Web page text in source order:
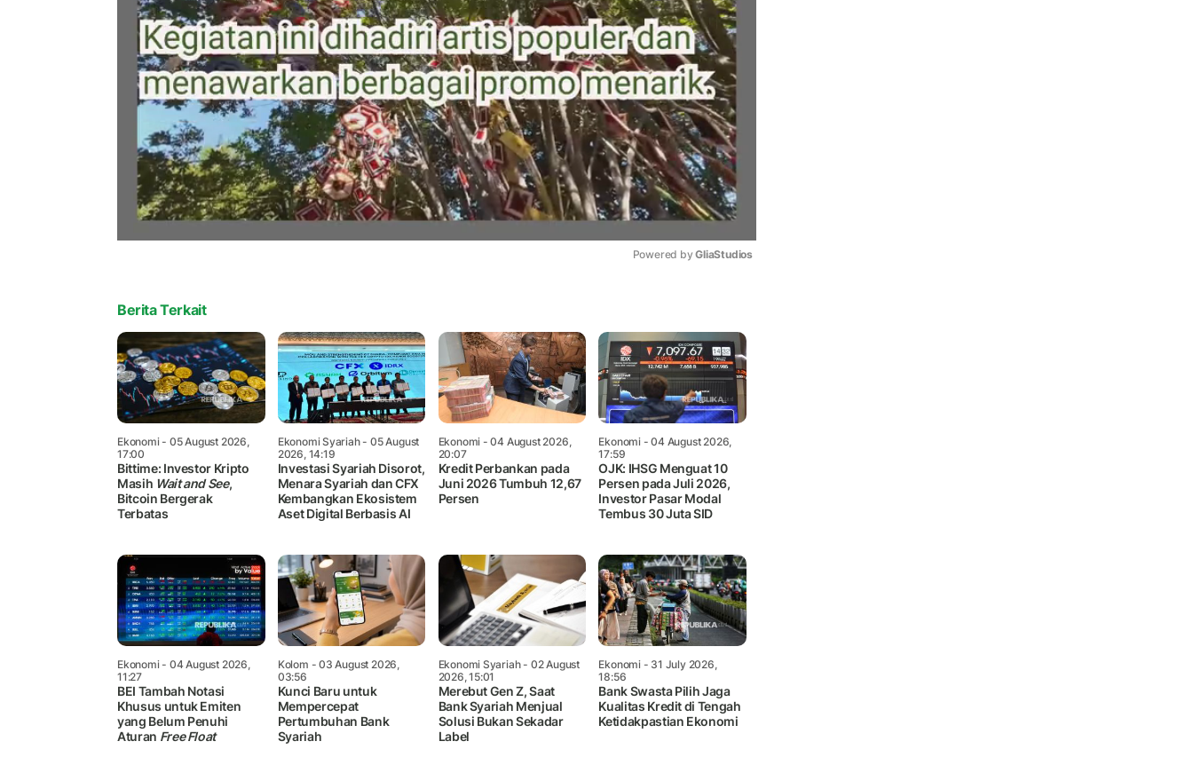
Powered by GliaStudios
Berita Terkait
Ekonomi- 05 August 2026,
17:00
Bittime: Investor Kripto
Masih Wait and See,
Bitcoin Bergerak
Terbatas
Ekonomi Syariah- 05 August
2026, 14:19
Investasi Syariah Disorot,
Menara Syariah dan CFX
Kembangkan Ekosistem
Aset Digital Berbasis AI
Ekonomi - 04 August 2026,
20:07
Kredit Perbankan pada
Juni 2026 Tumbuh 12,67
Persen
Ekonomi- 04 August 2026,
17:59
OJK: IHSG Menguat 10
Persen pada Juli 2026,
Investor Pasar Modal
Tembus 30 Juta SID
Ekonomi- 04 August 2026,
11:27
BEI Tambah Notasi
Khusus untuk Emiten
yang Belum Penuhi
Aturan Free Float
Kolom - 03 August 2026,
03:56
Kunci Baru untuk
Mempercepat
Pertumbuhan Bank
Syariah
Ekonomi Syariah- 02 August
2026, 15:01
Merebut Gen Z, Saat
Bank Syariah Menjual
Solusi Bukan Sekadar
Label
Ekonomi- 31 July 2026,
18:56
Bank Swasta Pilih Jaga
Kualitas Kredit di Tengah
Ketidakpastian Ekonomi